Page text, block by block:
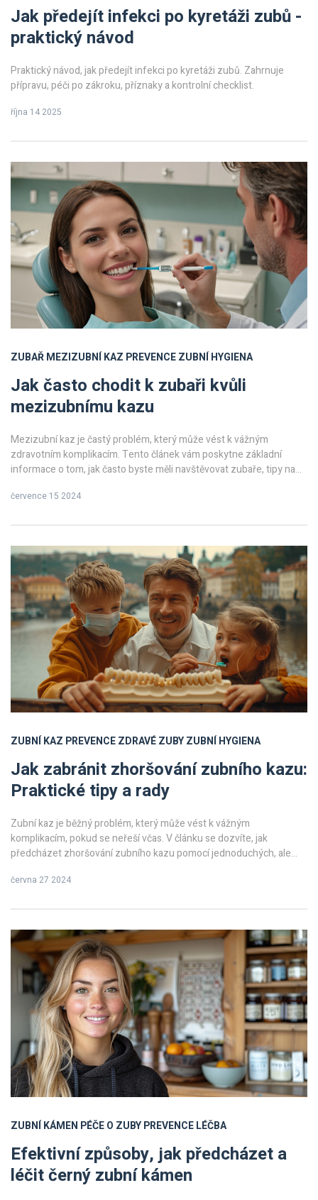
Jak předejít infekci po kyretáži zubů -
praktický návod
Praktický návod, jak předejít infekci po kyretáži zubů. Zahrnuje
přípravu, péči po zákroku, příznaky a kontrolní checklist.
října 14 2025
ZUBAŘMEZIZUBNÍ KAZ PREVENCEZUBNÍ HYGIENA
Jak často chodit k zubaři kvůli
mezizubnímu kazu
Mezizubní kaz je častý problém, který může vést k vážným
zdravotním komplikacím. Tento článek vám poskytne základní
informace o tom, jak často byste měli navštěvovat zubaře, tipy na
července 15 2024
ZUBNÍ KAZ PREVENCEZDRAVÉ ZUBYZUBNÍ HYGIENA
Jak zabránit zhoršování zubního kazu:
Praktické tipy a rady
Zubní kaz je běžný problém, který může vést k vážným
komplikacím, pokud se neřeší včas. V článku se dozvíte, jak
předcházet zhoršování zubního kazu pomocí jednoduchých, ale
výživu, pravidelné návštěvy u stomatologa a další praktické kroky,
června 27 2024
ZUBNÍ KÁMEN PÉČE O ZUBYPREVENCELÉČBA
Efektivní způsoby, jak předcházet a
léčit černý zubní kámen